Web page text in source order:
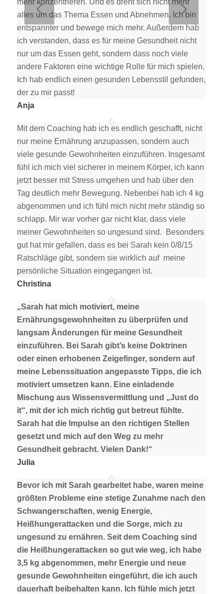
mehr konzentrieren. Und es dreht sich nicht mehr
alles um das Thema Essen und Abnehmen. Ich bin
entspannter und bewege mich mehr. Außerdem hab
ich verstanden, dass es für meine Gesundheit nicht
nur um das Essen geht, sondern dass noch viele
andere Faktoren eine wichtige Rolle für mich spielen.
Ich hab endlich einen gesunden Lebensstil gefunden,
der zu mir passt!
Anja
Mit dem Coaching hab ich es endlich geschafft, nicht
nur meine Ernährung anzupassen, sondern auch
viele gesunde Gewohnheiten einzuführen. Insgesamt
fühl ich mich viel sicherer in meinem Körper, ich kann
jetzt besser mit Stress umgehen und hab über den
Tag deutlich mehr Bewegung. Nebenbei hab ich 4 kg
abgenommen und ich fühl mich nicht mehr ständig so
schlapp. Mir war vorher gar nicht klar, dass viele
meiner Gewohnheiten so ungesund sind. Besonders
gut hat mir gefallen, dass es bei Sarah kein 0/8/15
Ratschläge gibt, sondern sie wirklich auf meine
persönliche Situation eingegangen ist.
Christina
„Sarah hat mich motiviert, meine
Ernährungsgewohnheiten zu überprüfen und
langsam Änderungen für meine Gesundheit
einzuführen. Bei Sarah gibt’s keine Doktrinen
oder einen erhobenen Zeigefinger, sondern auf
meine Lebenssituation angepasste Tipps, die ich
motiviert umsetzen kann. Eine einladende
Mischung aus Wissensvermittlung und „Just do
it“, mit der ich mich richtig gut betreut fühlte.
Sarah hat die Impulse an den richtigen Stellen
gesetzt und mich auf den Weg zu mehr
Gesundheit gebracht. Vielen Dank!“
Julia
Bevor ich mit Sarah gearbeitet habe, waren meine
größten Probleme eine stetige Zunahme nach den
Schwangerschaften, wenig Energie,
Heißhungerattacken und die Sorge, mich zu
ungesund zu ernähren. Seit dem Coaching sind
die Heißhungerattacken so gut wie weg, ich habe
3,5 kg abgenommen, mehr Energie und neue
gesunde Gewohnheiten eingeführt, die ich auch
dauerhaft beibehalten kann. Ich fühle mich jetzt